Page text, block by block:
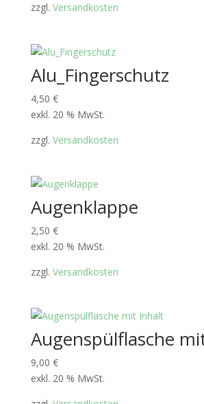
zzgl. Versandkosten
Alu_Fingerschutz
4,50 €
exkl. 20 % MwSt.
zzgl. Versandkosten
Augenklappe
2,50 €
exkl. 20 % MwSt.
zzgl. Versandkosten
Augenspülflasche
9,00 €
exkl. 20 % MwSt.